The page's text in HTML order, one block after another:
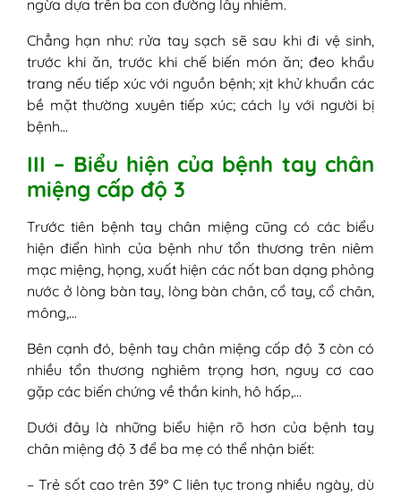
ngừa dựa trên ba con đường lây nhiễm.
Chẳng hạn như: rửa tay sạch sẽ sau khi đi vệ sinh,
trước khi ăn, trước khi chế biến món ăn; đeo khẩu
trang nếu tiếp xúc với nguồn bệnh; xịt khử khuẩn các
bề mặt thường xuyên tiếp xúc; cách ly với người bị
bệnh…
III – Biểu hiện của bệnh tay chân
miệng cấp độ 3
Trước tiên bệnh tay chân miệng cũng có các biểu
hiện điển hình của bệnh như tổn thương trên niêm
mạc miệng, họng, xuất hiện các nốt ban dạng phỏng
nước ở lòng bàn tay, lòng bàn chân, cổ tay, cổ chân,
mông,…
Bên cạnh đó, bệnh tay chân miệng cấp độ 3 còn có
nhiều tổn thương nghiêm trọng hơn, nguy cơ cao
gặp các biến chứng về thần kinh, hô hấp,…
Dưới đây là những biểu hiện rõ hơn của bệnh tay
chân miệng độ 3 để ba mẹ có thể nhận biết:
– Trẻ sốt cao trên 39° C liên tục trong nhiều ngày, dù